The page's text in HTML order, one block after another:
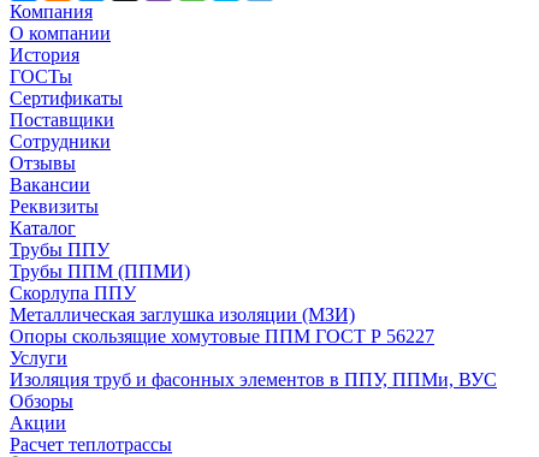
Компания
О компании
История
ГОСТы
Сертификаты
Поставщики
Сотрудники
Отзывы
Вакансии
Реквизиты
Каталог
Трубы ППУ
Трубы ППМ (ППМИ)
Скорлупа ППУ
Металлическая заглушка изоляции (МЗИ)
Опоры скользящие хомутовые ППМ ГОСТ Р 56227
Услуги
Изоляция труб и фасонных элементов в ППУ, ППМи, ВУС
Обзоры
Акции
Расчет теплотрассы